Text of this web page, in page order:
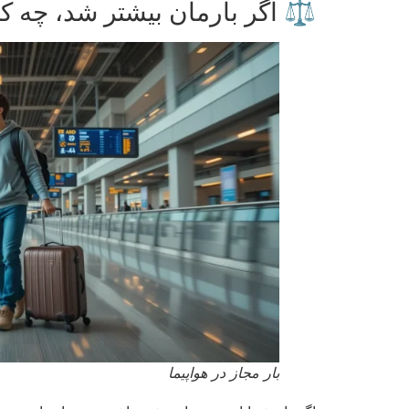
⚖️ اگر بارمان بیشتر شد، چه
بار مجاز در هواپیما